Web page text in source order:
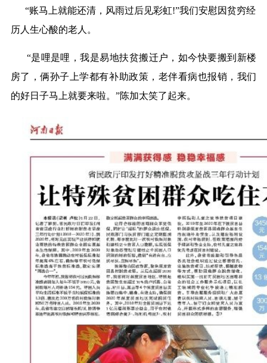
“账马上就能还清，风雨过后见彩虹!”我们安慰因贫穷经
历人生心酸的老人。
“是哩是哩，我是易地扶贫搬迁户，如今快要搬到新楼
房了，俩孙子上学都有补助政策，老伴看病也报销，我们
的好日子马上就要来啦。”陈加太笑了起来。